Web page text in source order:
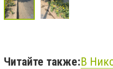
Читайте также:В